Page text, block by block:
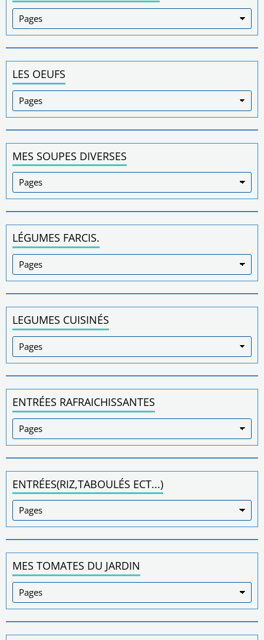
LES OEUFS
MES SOUPES DIVERSES
LÉGUMES FARCIS.
LEGUMES CUISINÉS
ENTRÉES RAFRAICHISSANTES
ENTRÉES(RIZ,TABOULÉS ECT...)
MES TOMATES DU JARDIN